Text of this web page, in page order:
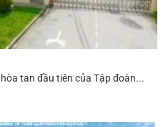
tan đầu tiên của Tập đoàn...